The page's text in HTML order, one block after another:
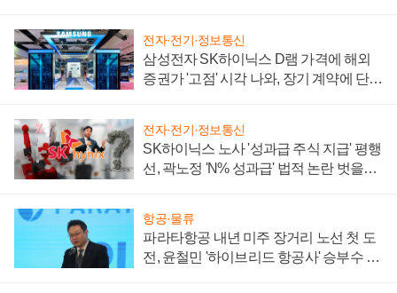
전자·전기·정보통신
삼성전자 SK하이닉스 D램 가격에 해외
증권가 '고점' 시각 나와, 장기 계약에 단점
전자·전기·정보통신
SK하이닉스 노사 '성과급 주식 지급' 평행
선, 곽노정 'N% 성과급' 법적 논란 벗을지
항공·물류
파라타항공 내년 미주 장거리 노선 첫 도
전, 윤철민 '하이브리드 항공사' 승부수 통